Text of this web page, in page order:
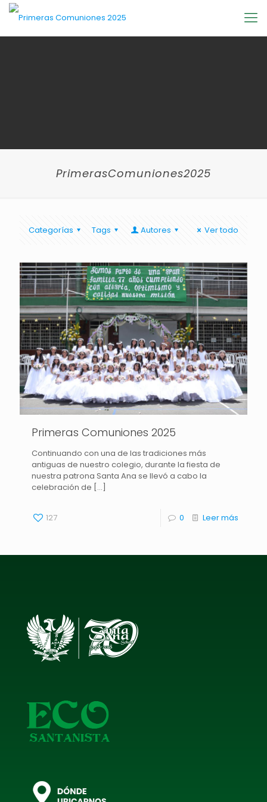
PrimerasComuniones2025
Categorías Tags Autores Ver todo
Primeras Comuniones 2025
Continuando con una de las tradiciones más
antiguas de nuestro colegio, durante la fiesta de
nuestra patrona Santa Ana se llevó a cabo la
celebración de […]
127 0 Leer más